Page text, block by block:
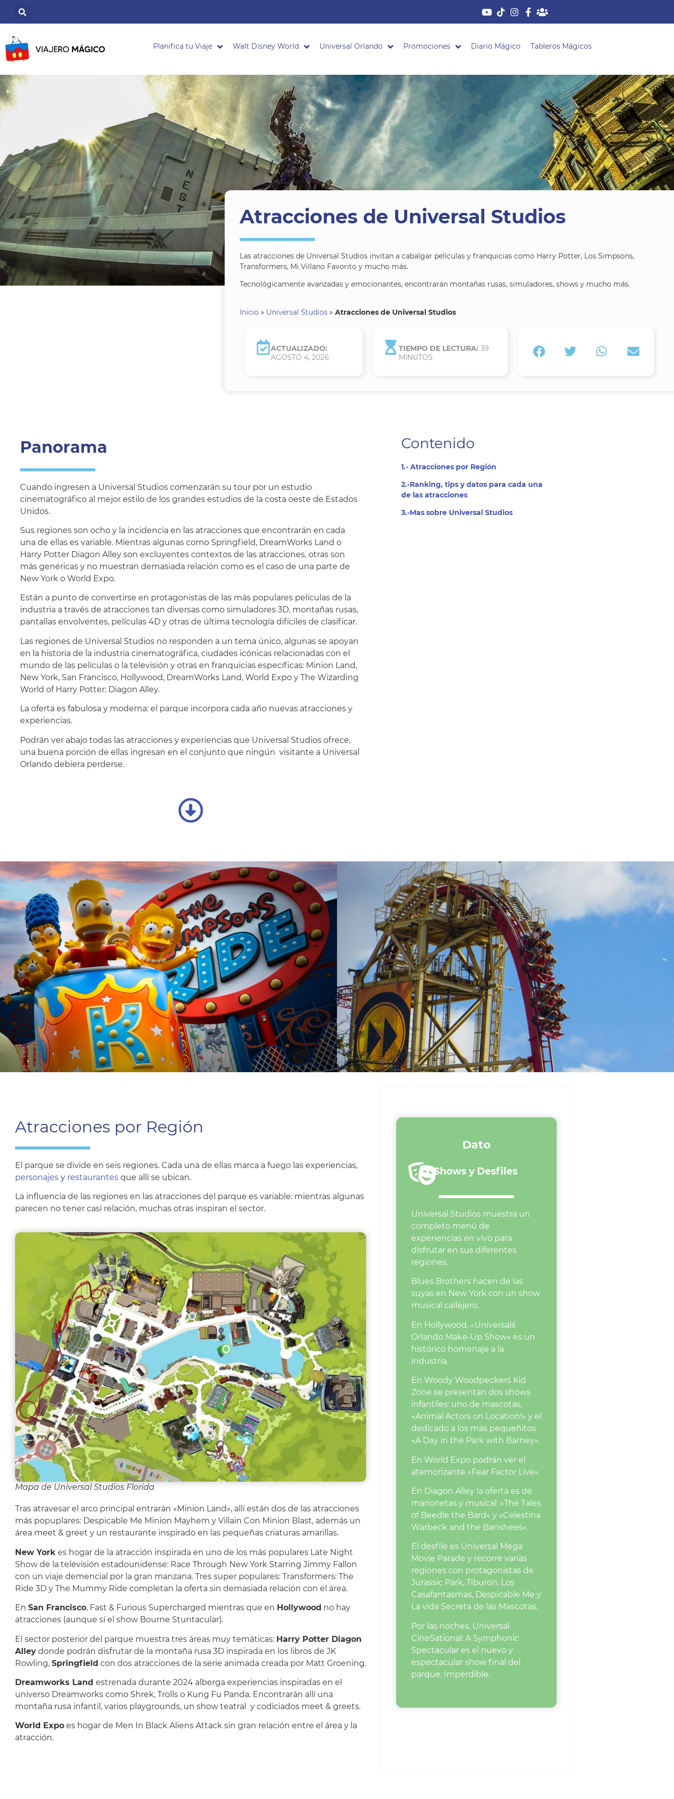
Planifica tu Viaje Walt Disney World Universal Orlando Promociones Diario Mágico Tableros Mágicos
Atracciones de Universal Studios
Las atracciones de Universal Studios invitan a cabalgar películas y franquicias como Harry Potter, Los Simpsons,
Transformers, Mi Villano Favorito y mucho más.
Tecnológicamente avanzadas y emocionantes, encontrarán montañas rusas, simuladores, shows y mucho más.
Inicio » Universal Studios» Atracciones de Universal Studios
ACTUALIZADO:
AGOSTO 4, 2026
TIEMPO DE LECTURA: 39
MINUTOS
Panorama
Cuando ingresen a Universal Studios comenzarán su tour por un estudio
cinematográfico al mejor estilo de los grandes estudios de la costa oeste de Estados
Unidos.
Sus regiones son ocho y la incidencia en las atracciones que encontrarán en cada
una de ellas es variable. Mientras algunas como Springfield, DreamWorks Land o
Harry Potter Diagon Alley son excluyentes contextos de las atracciones, otras son
más genéricas y no muestran demasiada relación como es el caso de una parte de
New York o World Expo.
Están a punto de convertirse en protagonistas de las más populares películas de la
industria a través de atracciones tan diversas como simuladores 3D, montañas rusas,
pantallas envolventes, películas 4D y otras de última tecnología difíciles de clasificar.
Las regiones de Universal Studios no responden a un tema único, algunas se apoyan
en la historia de la industria cinematográfica, ciudades icónicas relacionadas con el
mundo de las películas o la televisión y otras en franquicias específicas: Minion Land,
New York, San Francisco, Hollywood, DreamWorks Land, World Expo y The Wizarding
World of Harry Potter: Diagon Alley.
La oferta es fabulosa y moderna: el parque incorpora cada año nuevas atracciones y
experiencias.
Podrán ver abajo todas las atracciones y experiencias que Universal Studios ofrece,
una buena porción de ellas ingresan en el conjunto que ningún visitante a Universal
Orlando debiera perderse.
Contenido
1.- Atracciones por Región
2.-Ranking, tips y datos para cada una
de las atracciones
3.-Mas sobre Universal Studios
Atracciones por Región
El parque se divide en seis regiones. Cada una de ellas marca a fuego las experiencias,
personajes y restaurantes que allí se ubican.
La influencia de las regiones en las atracciones del parque es variable: mientras algunas
parecen no tener casi relación, muchas otras inspiran el sector.
Mapa de Universal Studios Florida
Tras atravesar el arco principal entrarán «Minion Land», allí están dos de las atracciones
más popuplares: Despicable Me Minion Mayhem y Villain Con Minion Blast, además un
área meet & greet y un restaurante inspirado en las pequeñas criaturas amarillas.
New York es hogar de la atracción inspirada en uno de los más populares Late Night
Show de la televisión estadounidense: Race Through New York Starring Jimmy Fallon
con un viaje demencial por la gran manzana. Tres super populares: Transformers: The
Ride 3D y The Mummy Ride completan la oferta sin demasiada relación con el área.
En San Francisco, Fast & Furious Supercharged mientras que en Hollywood no hay
atracciones (aunque sí el show Bourne Stuntacular).
El sector posterior del parque muestra tres áreas muy temáticas: Harry Potter Diagon
Alley donde podrán disfrutar de la montaña rusa 3D inspirada en los libros de JK
Rowling, Springfield con dos atracciones de la serie animada creada por Matt Groening.
Dreamworks Land estrenada durante 2024 alberga experiencias inspiradas en el
universo Dreamworks como Shrek, Trolls o Kung Fu Panda. Encontrarán allí una
montaña rusa infantil, varios playgrounds, un show teatral y codiciados meet & greets.
World Expo es hogar de Men In Black Aliens Attack sin gran relación entre el área y la
atracción.
Dato
Shows y Desfiles
Universal Studios muestra un
completo menú de
experiencias en vivo para
disfrutar en sus diferentes
regiones.
Blues Brothers hacen de las
suyas en New York con un show
musical callejero.
En Hollywood, «Universal´s
Orlando Make-Up Show» es un
histórico homenaje a la
industria.
En Woody Woodpecker´s Kid
Zone se presentan dos shows
infantiles: uno de mascotas,
«Animal Actors on Location!» y el
dedicado a los más pequeñitos
«A Day in the Park with Barney».
En World Expo podrán ver el
atemorizante «Fear Factor Live»
En Diagon Alley la oferta es de
marionetas y musical: «The Tales
of Beedle the Bard» y «Celestina
Warbeck and the Banshees».
El desfile es Universal´ Mega
Movie Parade y recorre varias
regiones con protagonistas de
Jurassic Park, Tiburón, Los
Casafantasmas, Despicable Me y
La vida Secreta de las Mascotas.
Por las noches, Universal
CineSational: A Symphonic
Spectacular es el nuevo y
espectacular show final del
parque. Imperdible.